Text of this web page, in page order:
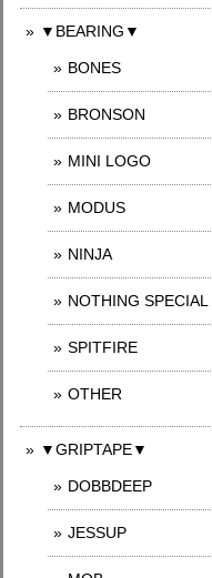
▼BEARING▼
BONES
BRONSON
MINI LOGO
MODUS
NINJA
NOTHING SPECIAL
SPITFIRE
OTHER
▼GRIPTAPE▼
DOBBDEEP
JESSUP